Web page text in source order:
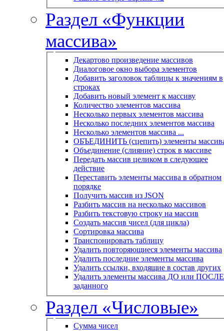
Раздел «Функции
массива»
Декартово произведение массивов
Диалоговое окно выбора элементов
Добавить заголовок таблицы к значениям в
строках
Добавить новый элемент к массиву
Количество элементов массива
Несколько первых элементов массива
Несколько последних элементов массива
Несколько элементов массива ...
ОБЪЕДИНИТЬ (сцепить) элементы
Объединение (слияние) строк в массиве
Передать массив целиком в следующее
действие
Переставить элементы массива в обратном
порядке
Получить массив из JSON
Разбить массив на несколько массивов
Разбить текстовую строку на массив
Создать массив чисел (для цикла)
Сортировка массива
Транспонировать таблицу
Удалить повторяющиеся элементы массива
Удалить последние элементы массива
Удалить ссылки, входящие в состав других
Удалить элементы массива ДО или ПОСЛЕ
заданного
Раздел «Числовые»
Сумма чисел